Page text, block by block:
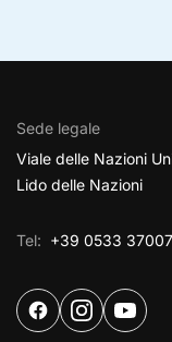
Sede legale
Viale delle Nazioni
Lido delle Nazioni
Tel: +39 0533